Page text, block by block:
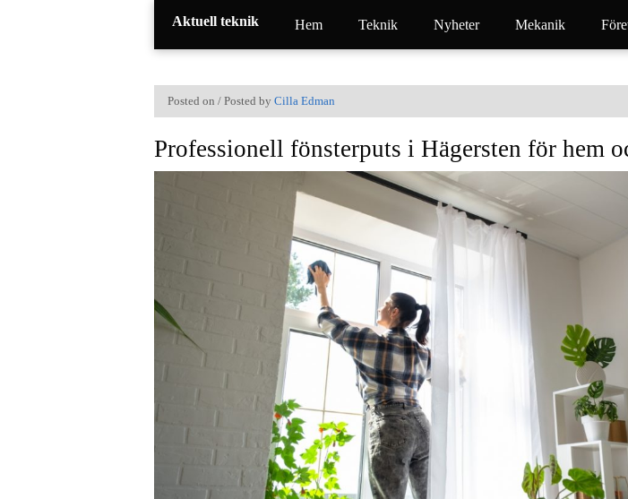
Aktuell teknik Hem Teknik Nyheter Mekanik
Posted on / Posted by Cilla Edman
Professionell fönsterputs i Hägersten för hem